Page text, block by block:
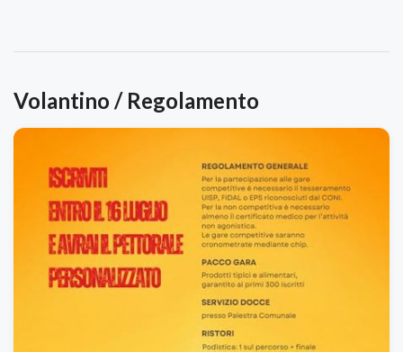
Volantino / Regolamento